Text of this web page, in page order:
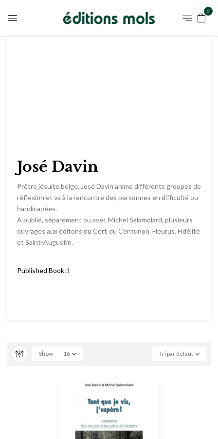
0
José Davin
Prêtre jésuite belge, José Davin anime différents groupes de
réflexion et va à la rencontre des personnes en difficulté ou
handicapées.
A publié, séparément ou avec Michel Salamolard, plusieurs
ouvrages aux éditons du Cerf, du Centurion, Fleurus, Fidélité
et Saint-Augustin.
Published Book:1
Tri par défaut
Show 16